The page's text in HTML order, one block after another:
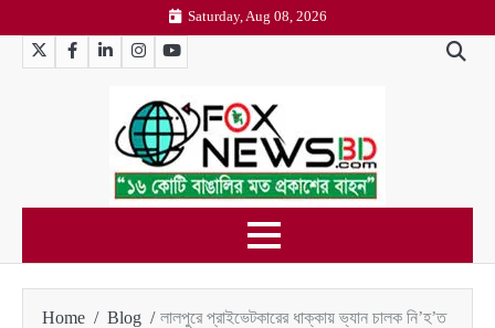
to
content
Saturday, Aug 08, 2026
TwitterFacebookLinkedInInstagramYouTube
Home Blog লালপুরে প্রাইভেটকারের ধাক্কায় ভ্যান চালক নি’হ’ত